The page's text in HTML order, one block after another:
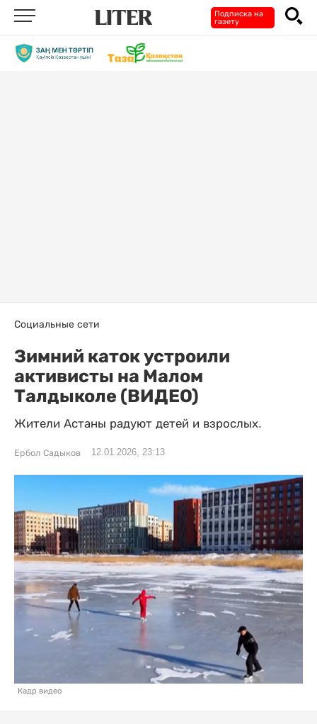
Подписка на
газету
Социальные сети
Зимний каток устроили
активисты на Малом
Талдыколе (ВИДЕО)
Жители Астаны радуют детей и взрослых.
Ербол Садыков 12.01.2026, 23:13
Кадр видео